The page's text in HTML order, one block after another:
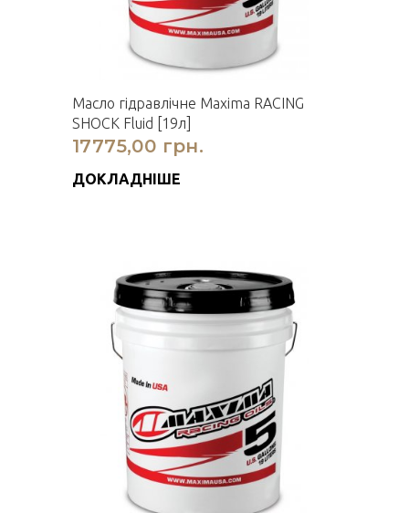
Масло гідравлічне Maxima RACING
SHOCK Fluid [19л]
17775,00 грн.
ДОКЛАДНІШЕ